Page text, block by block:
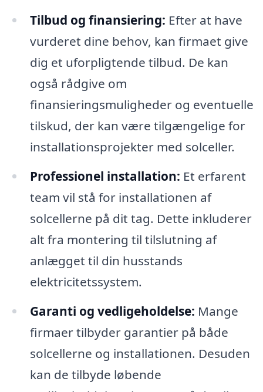
Tilbud og finansiering: Efter at have
vurderet dine behov, kan firmaet give
dig et uforpligtende tilbud. De kan
også rådgive om
finansieringsmuligheder og eventuelle
tilskud, der kan være tilgængelige for
installationsprojekter med solceller.
Professionel installation: Et erfarent
team vil stå for installationen af
solcellerne på dit tag. Dette inkluderer
alt fra montering til tilslutning af
anlægget til din husstands
elektricitetssystem.
Garanti og vedligeholdelse: Mange
firmaer tilbyder garantier på både
solcellerne og installationen. Desuden
kan de tilbyde løbende